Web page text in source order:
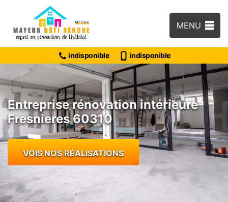
MENU
indisponible indisponible
Entreprise rénovation intérieure
Fresnieres 60310
VOIS NOS RÉALISATIONS